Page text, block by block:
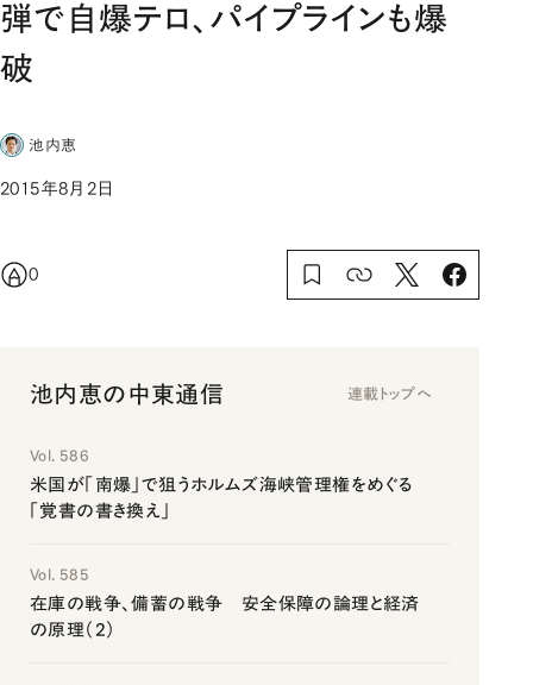
弾で自爆テロ、パイプラインも爆
破
池内恵
2015年8月2日
0
池内恵の中東通信 連載トップへ
Vol. 586
米国が「南爆」で狙うホルムズ海峡管理権をめぐる
「覚書の書き換え」
Vol. 585
在庫の戦争、備蓄の戦争 安全保障の論理と経済
の原理（2）